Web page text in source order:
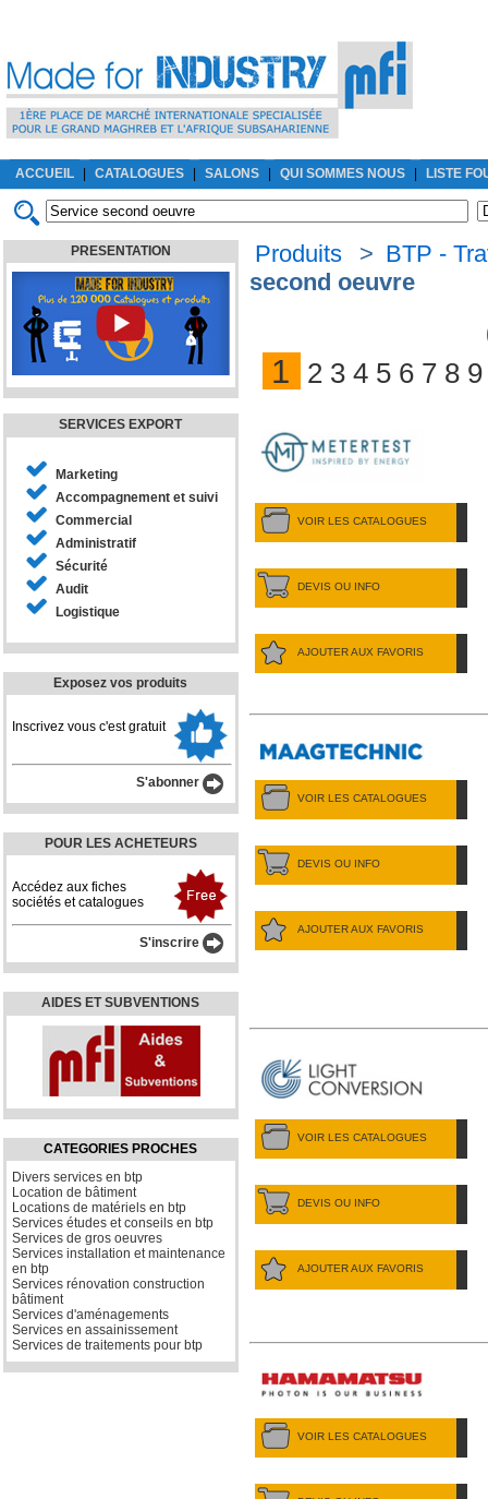
ACCUEIL CATALOGUES SALONS QUI SOMMES NOUS LISTE
PRESENTATION
SERVICES EXPORT
Marketing
Accompagnement et suivi
Commercial
Administratif
Sécurité
Audit
Logistique
Exposez vos produits
Inscrivez vous c'est gratuit
S'abonner
POUR LES ACHETEURS
Accédez aux fiches
sociétés et catalogues
S'inscrire
AIDES ET SUBVENTIONS
CATEGORIES PROCHES
Divers services en btp
Location de bâtiment
Locations de matériels en btp
Services études et conseils en btp
Services de gros oeuvres
Services installation et maintenance
en btp
Services rénovation construction
bâtiment
Services d'aménagements
Services en assainissement
Services de traitements pour btp
Produits > BTP -
second oeuvre
1 2 3 4 5 6 7 8 9
VOIR LES CATALOGUES
DEVIS OU INFO
AJOUTER AUX FAVORIS
VOIR LES CATALOGUES
DEVIS OU INFO
AJOUTER AUX FAVORIS
VOIR LES CATALOGUES
DEVIS OU INFO
AJOUTER AUX FAVORIS
VOIR LES CATALOGUES